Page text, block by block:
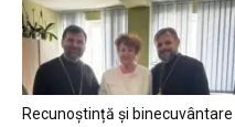
Recunoștință și binecuvântare